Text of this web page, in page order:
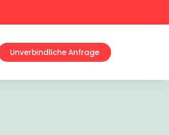
Unverbindliche Anfrage